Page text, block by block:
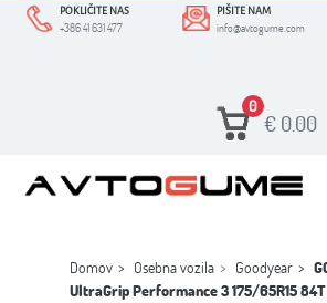
POKLIČITE NAS
+386 41 631 477
PIŠITE NAM
info@avtogume.com
0
€ 0.00
Domov Osebna vozila Goodyear
UltraGrip Performance 3 175/65R15